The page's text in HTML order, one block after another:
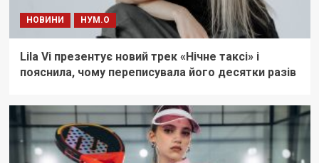
НОВИНИ НУМ.О
Lila Vi презентує новий трек «Нічне таксі» і
пояснила, чому переписувала його десятки разів